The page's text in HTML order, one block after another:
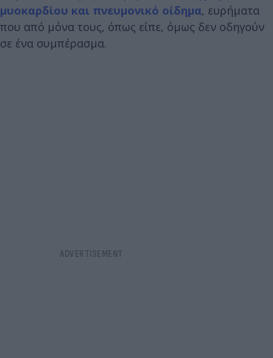
μυοκαρδίου και πνευμονικό οίδημα, ευρήματα
που από μόνα τους, όπως είπε, όμως δεν οδηγούν
σε ένα συμπέρασμα.